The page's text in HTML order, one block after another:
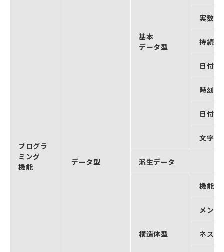
プログラ
ミング
機能
データ型
基本
データ型
実数型
持続時
日付型
時刻型
日付時
文字列
派生データ
構造体型
機能
メンバ
ネスト